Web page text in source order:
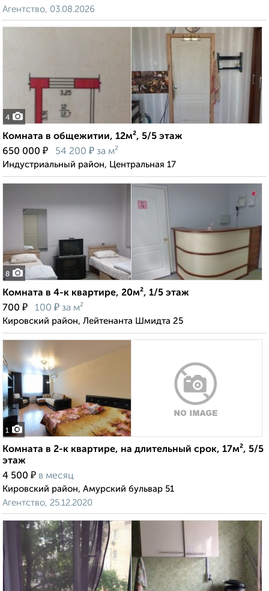
Агентство, 03.08.2026
4
Комната в общежитии, 12м², 5/5 этаж
650 000 ₽ 54 200 ₽ за м²
Индустриальный район, Центральная 17
8
Комната в 4-к квартире, 20м², 1/5 этаж
700 ₽ 100 ₽ за м²
Кировский район, Лейтенанта Шмидта 25
1
Комната в 2-к квартире, на длительный срок, 17м², 5/5
этаж
4 500 ₽ в месяц
Кировский район, Амурский бульвар 51
Агентство, 25.12.2020